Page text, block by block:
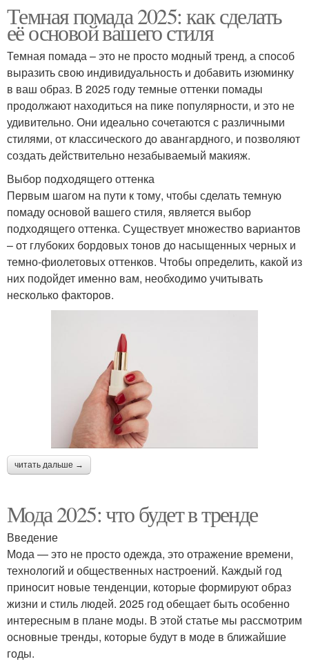
Темная помада 2025: как сделать
её основой вашего стиля
Темная помада – это не просто модный тренд, а способ
выразить свою индивидуальность и добавить изюминку
в ваш образ. В 2025 году темные оттенки помады
продолжают находиться на пике популярности, и это не
удивительно. Они идеально сочетаются с различными
стилями, от классического до авангардного, и позволяют
создать действительно незабываемый макияж.
Выбор подходящего оттенка
Первым шагом на пути к тому, чтобы сделать темную
помаду основой вашего стиля, является выбор
подходящего оттенка. Существует множество вариантов
– от глубоких бордовых тонов до насыщенных черных и
темно-фиолетовых оттенков. Чтобы определить, какой из
них подойдет именно вам, необходимо учитывать
несколько факторов.
читать дальше →
Мода 2025: что будет в тренде
Введение
Мода — это не просто одежда, это отражение времени,
технологий и общественных настроений. Каждый год
приносит новые тенденции, которые формируют образ
жизни и стиль людей. 2025 год обещает быть особенно
интересным в плане моды. В этой статье мы рассмотрим
основные тренды, которые будут в моде в ближайшие
годы.